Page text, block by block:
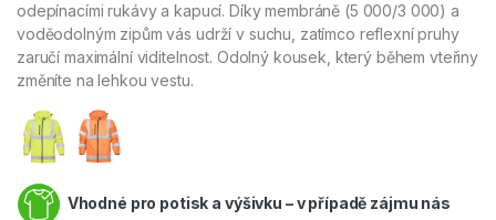
odepínacími rukávy a kapucí. Díky membráně (5 000/3 000) a
voděodolným zipům vás udrží v suchu, zatímco reflexní pruhy
zaručí maximální viditelnost. Odolný kousek, který během vteřiny
změníte na lehkou vestu.
Vhodné pro potisk a výšivku – v případě zájmu nás